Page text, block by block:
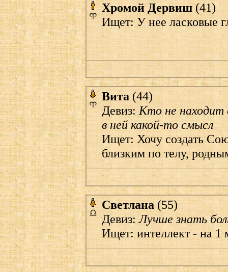
Хромой Дервиш (41)
Ищет: У нее ласковые
Вита (44)
Девиз:Кто не
в ней какой-то смысл
Ищет: Хочу создать
близким по телу,
Светлана(55)
Девиз:Лучше знать
Ищет: интеллект - на 1